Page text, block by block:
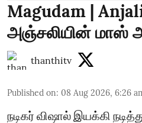
Magudam |
அஞ்சலியின் மாஸ்
thanthitv
Published on: 08 Aug 2026, 6:26
நடிகர் விஷால் இயக்கி